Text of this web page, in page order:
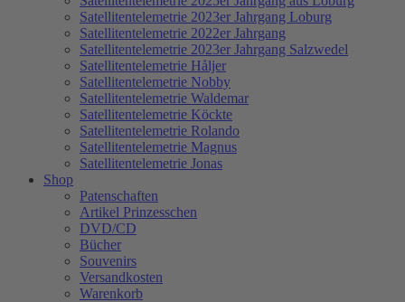
Satellitentelemetrie 2023er Jahrgang Loburg
Satellitentelemetrie 2022er Jahrgang
Satellitentelemetrie 2023er Jahrgang Salzwedel
Satellitentelemetrie Håljer
Satellitentelemetrie Nobby
Satellitentelemetrie Waldemar
Satellitentelemetrie Köckte
Satellitentelemetrie Rolando
Satellitentelemetrie Magnus
Satellitentelemetrie Jonas
Shop
Patenschaften
Artikel Prinzesschen
DVD/CD
Bücher
Souvenirs
Versandkosten
Warenkorb